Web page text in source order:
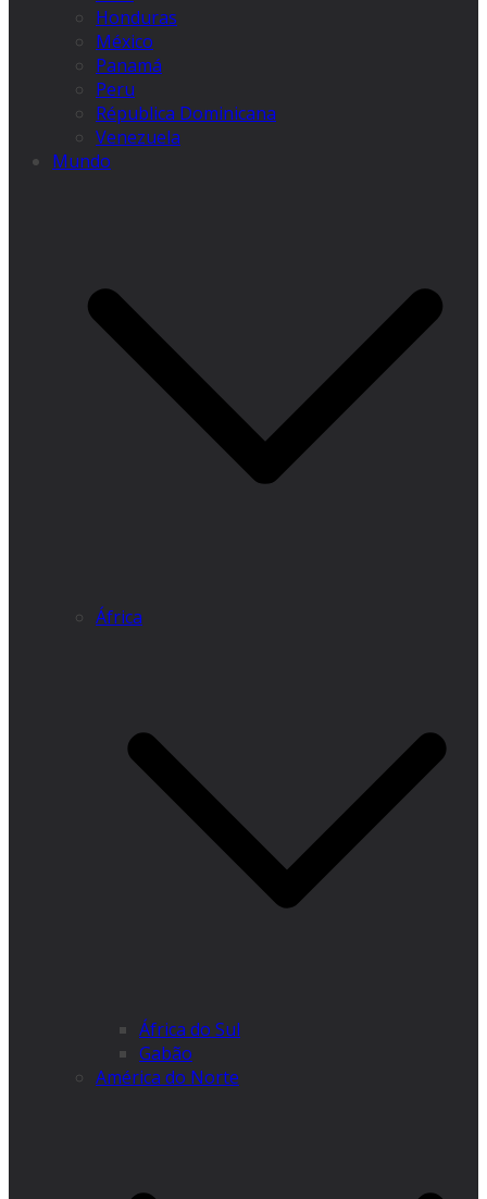
Honduras
México
Panamá
Peru
Républica Dominicana
Venezuela
Mundo
África
África do Sul
Gabão
América do Norte